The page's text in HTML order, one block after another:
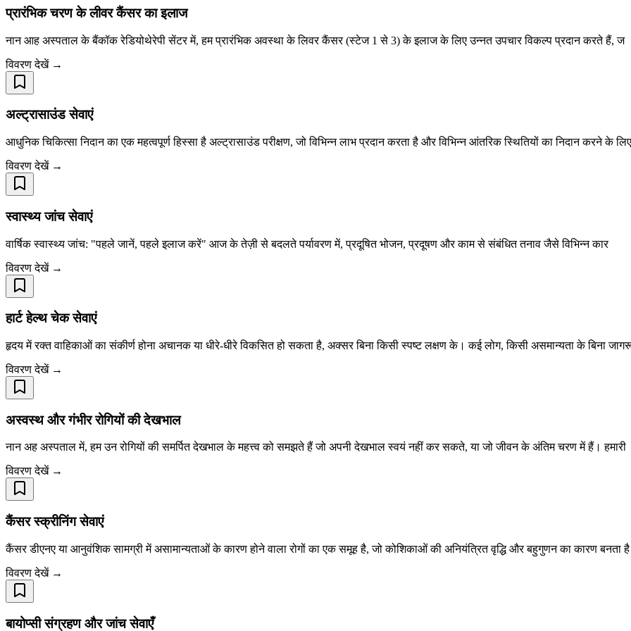
प्रारंभिक चरण के लीवर कैंसर का इलाज
नान आह अस्पताल के बैंकॉक रेडियोथेरेपी सेंटर में, हम प्रारंभिक अवस्था के लिवर कैंसर (स्टेज 1 से 3) के इलाज के लिए उन्नत उपचार विकल्प प्रदान करते हैं, ज
विवरण देखें →
अल्ट्रासाउंड सेवाएं
आधुनिक चिकित्सा निदान का एक महत्वपूर्ण हिस्सा है अल्ट्रासाउंड परीक्षण, जो विभिन्न लाभ प्रदान करता है और विभिन्न आंतरिक स्थितियों का निदान करने के लिए
विवरण देखें →
स्वास्थ्य जांच सेवाएं
वार्षिक स्वास्थ्य जांच: "पहले जानें, पहले इलाज करें" आज के तेज़ी से बदलते पर्यावरण में, प्रदूषित भोजन, प्रदूषण और काम से संबंधित तनाव जैसे विभिन्न कार
विवरण देखें →
हार्ट हेल्थ चेक सेवाएं
हृदय में रक्त वाहिकाओं का संकीर्ण होना अचानक या धीरे-धीरे विकसित हो सकता है, अक्सर बिना किसी स्पष्ट लक्षण के। कई लोग, किसी असमान्यता के बिना
विवरण देखें →
अस्वस्थ और गंभीर रोगियों की देखभाल
नान अह अस्पताल में, हम उन रोगियों की समर्पित देखभाल के महत्त्व को समझते हैं जो अपनी देखभाल स्वयं नहीं कर सकते, या जो जीवन के अंतिम चरण में हैं। हमारी
विवरण देखें →
कैंसर स्क्रीनिंग सेवाएं
कैंसर डीएनए या आनुवंशिक सामग्री में असामान्यताओं के कारण होने वाला रोगों का एक समूह है, जो कोशिकाओं की अनियंत्रित वृद्धि और बहुगुणन का कारण बनता
विवरण देखें →
बायोप्सी संग्रहण और जांच सेवाएँ